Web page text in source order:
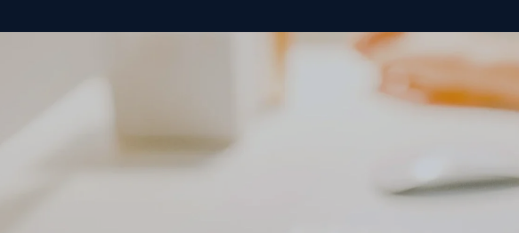
Création application mobile